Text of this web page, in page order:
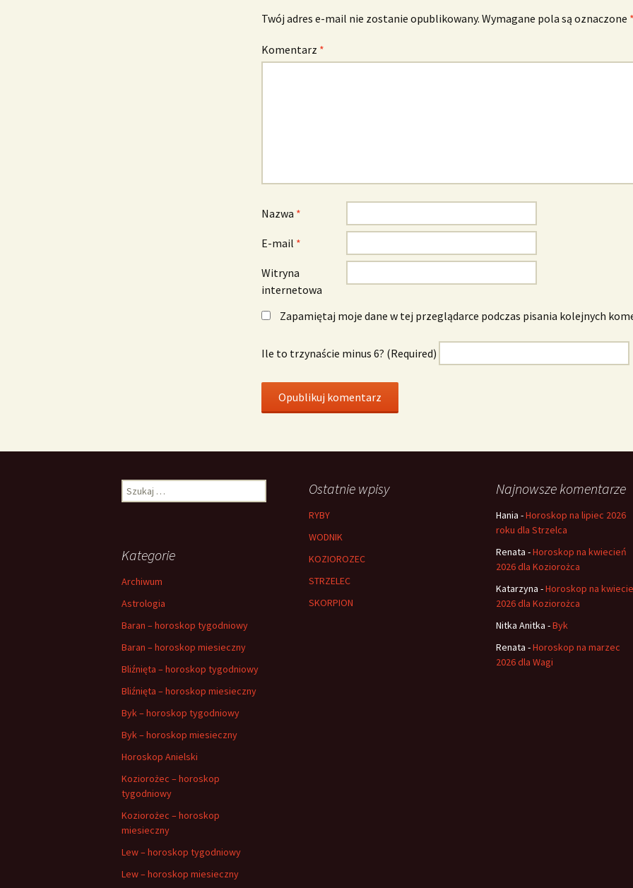
Twój adres e-mail nie zostanie opublikowany. Wymagane pola są oznaczone
Komentarz *
Nazwa *
E-mail *
Witryna
internetowa
Zapamiętaj moje dane w tej przeglądarce podczas pisania kolejnych
Ile to trzynaście minus 6? (Required)
Szukaj: Ostatnie wpisy
RYBY
WODNIK
KOZIOROZEC
STRZELEC
SKORPION
Najnowsze komentarze
Hania -Horoskop na lipiec 2026
roku dla Strzelca
Renata -Horoskop na kwiecień
2026 dla Koziorożca
Katarzyna -Horoskop na
2026 dla Koziorożca
Nitka Anitka -Byk
Renata -Horoskop na marzec
2026 dla Wagi
Kategorie
Archiwum
Astrologia
Baran – horoskop tygodniowy
Baran – horoskop miesieczny
Bliźnięta – horoskop tygodniowy
Bliźnięta – horoskop miesieczny
Byk – horoskop tygodniowy
Byk – horoskop miesieczny
Horoskop Anielski
Koziorożec – horoskop
tygodniowy
Koziorożec – horoskop
miesieczny
Lew – horoskop tygodniowy
Lew – horoskop miesieczny